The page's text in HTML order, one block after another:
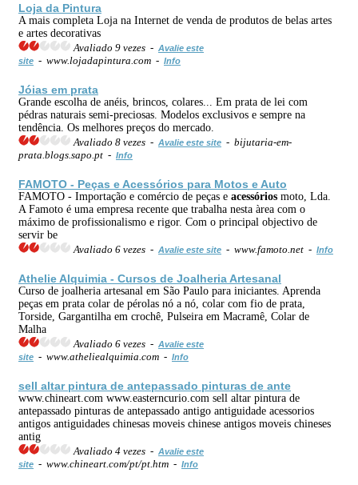
Loja da Pintura
A mais completa Loja na Internet de venda de produtos de belas artes
e artes decorativas
Avaliado 9 vezes - Avalie este
site - www.lojadapintura.com - Info
Jóias em prata
Grande escolha de anéis, brincos, colares... Em prata de lei com
pédras naturais semi-preciosas. Modelos exclusivos e sempre na
tendência. Os melhores preços do mercado.
Avaliado 8 vezes - Avalie este site - bijutaria-em-
prata.blogs.sapo.pt - Info
FAMOTO - Peças e Acessórios para Motos e Auto
FAMOTO - Importação e comércio de peças e acessórios moto, Lda.
A Famoto é uma empresa recente que trabalha nesta àrea com o
máximo de profissionalismo e rigor. Com o principal objectivo de
servir be
Avaliado 6 vezes - Avalie este site - www.famoto.net - Info
Athelie Alquimia - Cursos de Joalheria Artesanal
Curso de joalheria artesanal em São Paulo para iniciantes. Aprenda
peças em prata colar de pérolas nó a nó, colar com fio de prata,
Torside, Gargantilha em crochê, Pulseira em Macramê, Colar de
Malha
Avaliado 6 vezes - Avalie este
site - www.atheliealquimia.com - Info
sell altar pintura de antepassado pinturas de ante
www.chineart.com www.easterncurio.com sell altar pintura de
antepassado pinturas de antepassado antigo antiguidade acessorios
antigos antiguidades chinesas moveis chinese antigos moveis chineses
antig
Avaliado 4 vezes - Avalie este
site - www.chineart.com/pt/pt.htm - Info